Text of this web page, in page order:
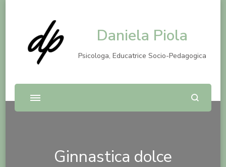
Daniela Piola
Psicologa, Educatrice Socio-Pedagogica
Ginnastica dolce